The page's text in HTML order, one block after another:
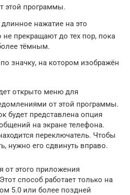
этой программы.
нажатие на это
прекращают до тех пор, пока
тёмным.
значку, на котором изображён
открыто меню для
от этой программы.
будет представлена опция
на экране телефона.
переключатель. Чтобы
нужно его сдвинуть вправо.
от этого приложения
способ работает только на
5.0 или более поздней